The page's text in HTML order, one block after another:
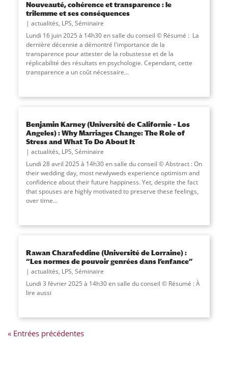
Nouveauté, cohérence et transparence : le
trilemme et ses conséquences
actualités, LPS, Séminaire
Lundi 16 juin 2025 à 14h30 en salle du conseil © Résumé : La
dernière décennie a démontré l'importance de la
transparence pour attester de la robustesse et de la
réplicabilité des résultats en psychologie. Cependant, cette
transparence a un coût nécessaire...
Benjamin Karney (Université de Californie – Los
Angeles) : Why Marriages Change: The Role of
Stress and What To Do About It
actualités, LPS, Séminaire
Lundi 28 avril 2025 à 14h30 en salle du conseil © Abstract : On
their wedding day, most newlyweds experience optimism and
confidence about their future happiness. Yet, despite the fact
that spouses are highly motivated to preserve these feelings,
over time...
Rawan Charafeddine (Université de Lorraine) :
“Les normes de pouvoir genrées dans l’enfance”
actualités, LPS, Séminaire
Lundi 3 février 2025 à 14h30 en salle du conseil © Résumé : À
lire aussi
« Entrées précédentes